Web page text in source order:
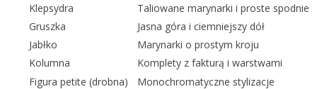
Klepsydra
Taliowane marynarki i proste spodnie
Gruszka
Jasna góra i ciemniejszy dół
Jabłko
Marynarki o prostym kroju
Kolumna
Komplety z fakturą i warstwami
Figura petite (drobna)
Monochromatyczne stylizacje